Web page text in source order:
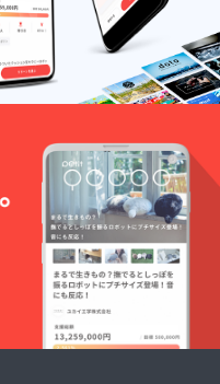
脈・
ショー
トカッ
ト方法
教えま
す!!!